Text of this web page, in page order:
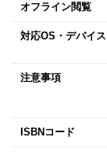
オフライン閲覧
対応OS・デバイス
注意事項
ISBNコード